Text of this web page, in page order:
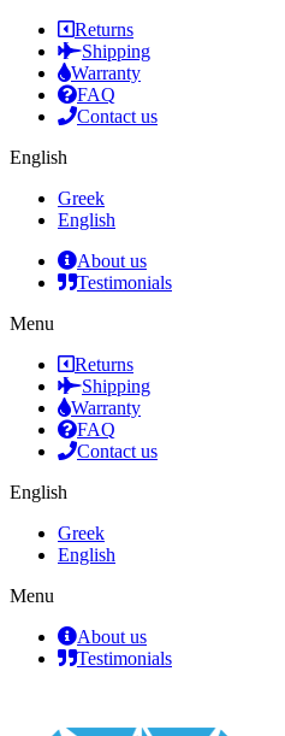
Returns
Shipping
Warranty
FAQ
Contact us
English
Greek
English
About us
Testimonials
Menu
Returns
Shipping
Warranty
FAQ
Contact us
English
Greek
English
Menu
About us
Testimonials